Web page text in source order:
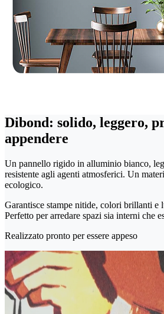
Dibond: solido, leggero,
appendere
Un pannello rigido in alluminio bianco,
resistente agli agenti atmosferici. Un
ecologico.
Garantisce stampe nitide, colori brillanti e
Perfetto per arredare spazi sia interni che
Realizzato pronto per essere appeso